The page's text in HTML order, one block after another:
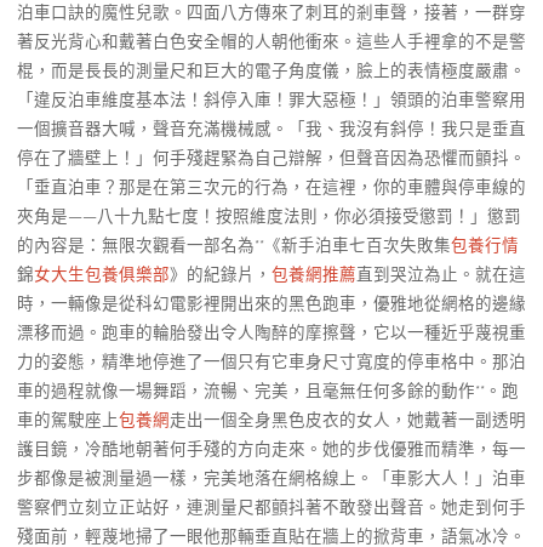
泊車口訣的魔性兒歌。四面八方傳來了刺耳的剎車聲，接著，一群穿
著反光背心和戴著白色安全帽的人朝他衝來。這些人手裡拿的不是警
棍，而是長長的測量尺和巨大的電子角度儀，臉上的表情極度嚴肅。
「違反泊車維度基本法！斜停入庫！罪大惡極！」領頭的泊車警察用
一個擴音器大喊，聲音充滿機械感。「我、我沒有斜停！我只是垂直
停在了牆壁上！」何手殘趕緊為自己辯解，但聲音因為恐懼而顫抖。
「垂直泊車？那是在第三次元的行為，在這裡，你的車體與停車線的
夾角是——八十九點七度！按照維度法則，你必須接受懲罰！」懲罰
的內容是：無限次觀看一部名為**《新手泊車七百次失敗集包養行情
錦女大生包養俱樂部》的紀錄片， 包養網推薦直到哭泣為止。就在這
時，一輛像是從科幻電影裡開出來的黑色跑車，優雅地從網格的邊緣
漂移而過。跑車的輪胎發出令人陶醉的摩擦聲，它以一種近乎蔑視重
力的姿態，精準地停進了一個只有它車身尺寸寬度的停車格中。那泊
車的過程就像一場舞蹈，流暢、完美，且毫無任何多餘的動作**。跑
車的駕駛座上包養網走出一個全身黑色皮衣的女人，她戴著一副透明
護目鏡，冷酷地朝著何手殘的方向走來。她的步伐優雅而精準，每一
步都像是被測量過一樣，完美地落在網格線上。「車影大人！」泊車
警察們立刻立正站好，連測量尺都顫抖著不敢發出聲音。她走到何手
殘面前，輕蔑地掃了一眼他那輛垂直貼在牆上的掀背車，語氣冰冷。